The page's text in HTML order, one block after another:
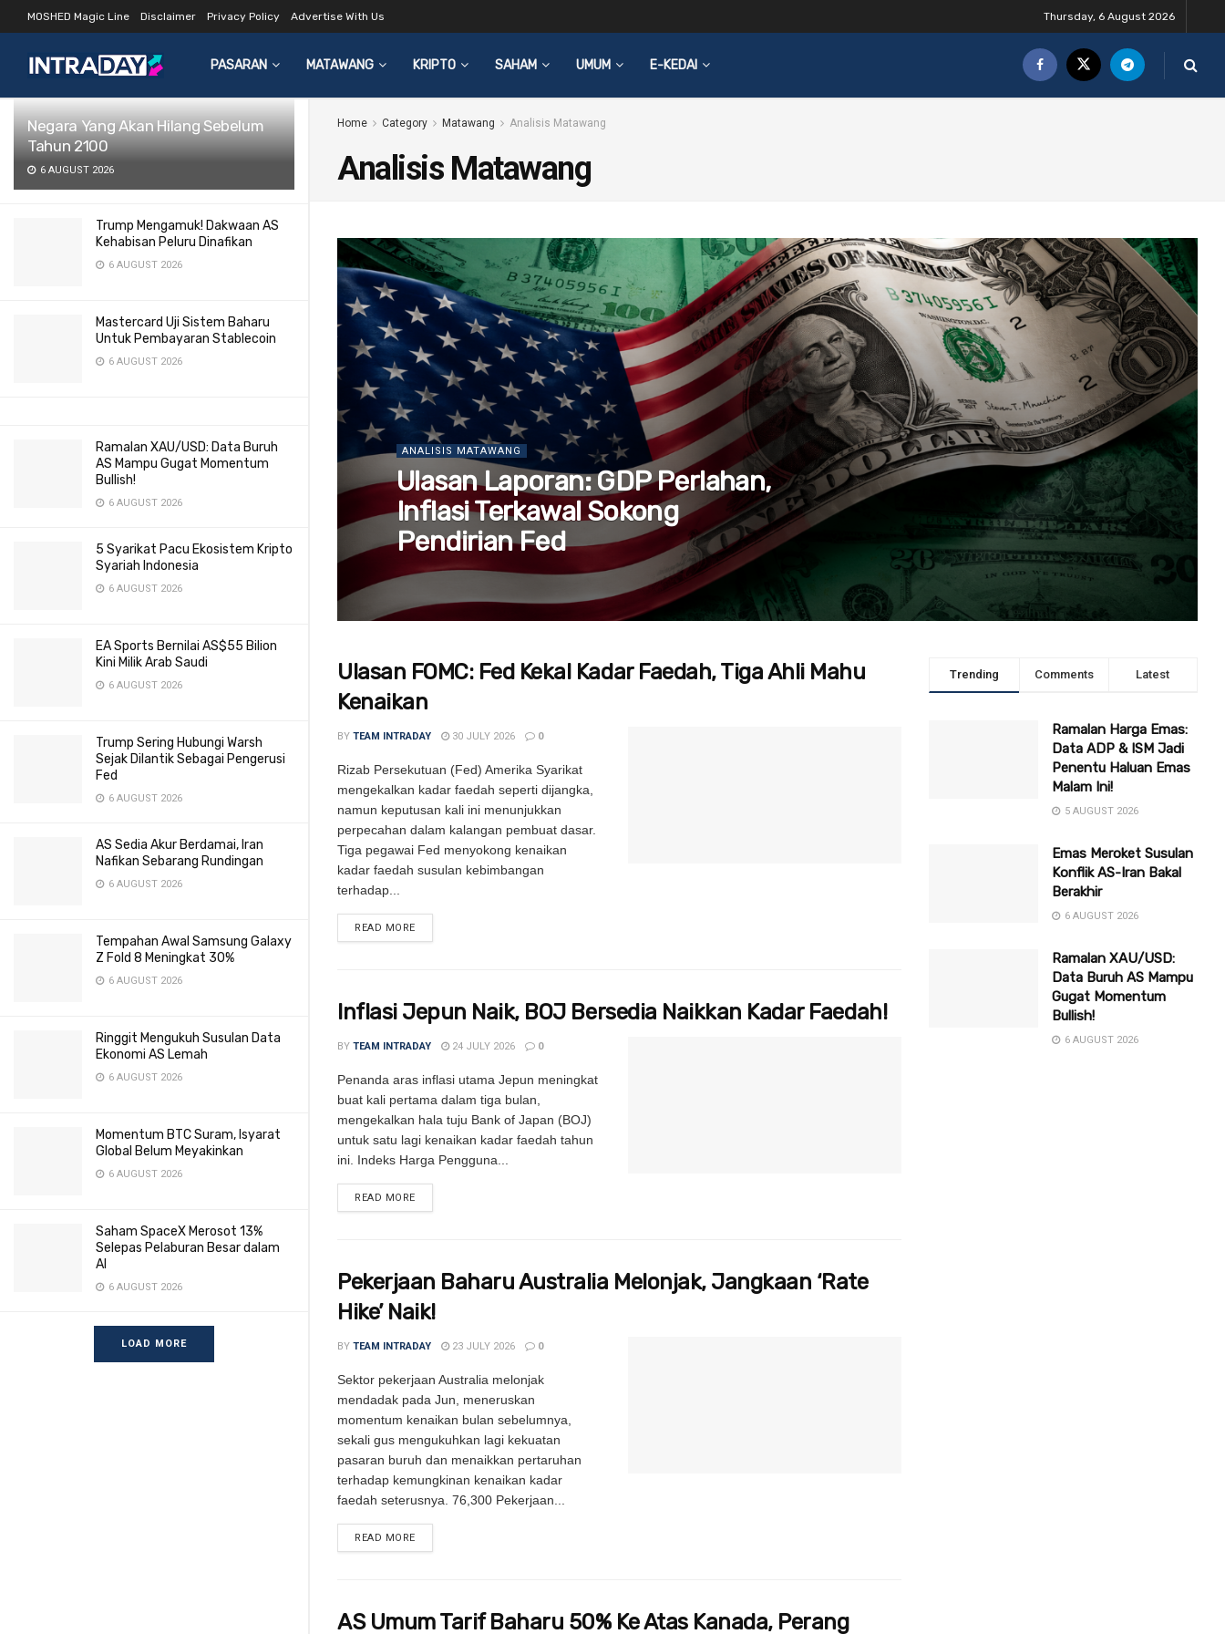
LATEST TRENDING Filter
Negara Yang Akan Hilang Sebelum
Tahun 2100
6 AUGUST 2026
Trump Mengamuk! Dakwaan AS
Kehabisan Peluru Dinafikan
6 AUGUST 2026
Mastercard Uji Sistem Baharu
Untuk Pembayaran Stablecoin
6 AUGUST 2026
Ramalan XAU/USD: Data Buruh
AS Mampu Gugat Momentum
Bullish!
6 AUGUST 2026
5 Syarikat Pacu Ekosistem Kripto
Syariah Indonesia
6 AUGUST 2026
EA Sports Bernilai AS$55 Bilion
Kini Milik Arab Saudi
6 AUGUST 2026
Trump Sering Hubungi Warsh
Sejak Dilantik Sebagai Pengerusi
Fed
6 AUGUST 2026
AS Sedia Akur Berdamai, Iran
Nafikan Sebarang Rundingan
6 AUGUST 2026
Tempahan Awal Samsung Galaxy
Z Fold 8 Meningkat 30%
6 AUGUST 2026
Ringgit Mengukuh Susulan Data
Ekonomi AS Lemah
6 AUGUST 2026
Momentum BTC Suram, Isyarat
Global Belum Meyakinkan
6 AUGUST 2026
Saham SpaceX Merosot 13%
Selepas Pelaburan Besar dalam
AI
6 AUGUST 2026
LOAD MORE
MOSHED Magic Line Disclaimer Privacy Policy Advertise With Us Thursday, 6 August 2026
PASARAN MATAWANG KRIPTO SAHAM UMUM E-KEDAI
Home Category Matawang Analisis Matawang
Analisis Matawang
ANALISIS MATAWANG
Ulasan Laporan: GDP Perlahan,
Inflasi Terkawal Sokong
Pendirian Fed
Ulasan FOMC: Fed Kekal Kadar Faedah, Tiga Ahli Mahu
Kenaikan
BY TEAM INTRADAY 30 JULY 2026 0
Rizab Persekutuan (Fed) Amerika Syarikat
mengekalkan kadar faedah seperti dijangka,
namun keputusan kali ini menunjukkan
perpecahan dalam kalangan pembuat dasar.
Tiga pegawai Fed menyokong kenaikan
kadar faedah susulan kebimbangan
terhadap...
READ MORE
Inflasi Jepun Naik, BOJ Bersedia Naikkan Kadar Faedah!
BY TEAM INTRADAY 24 JULY 2026 0
Penanda aras inflasi utama Jepun meningkat
buat kali pertama dalam tiga bulan,
mengekalkan hala tuju Bank of Japan (BOJ)
untuk satu lagi kenaikan kadar faedah tahun
ini. Indeks Harga Pengguna...
READ MORE
Pekerjaan Baharu Australia Melonjak, Jangkaan ‘Rate
Hike’ Naik!
BY TEAM INTRADAY 23 JULY 2026 0
Sektor pekerjaan Australia melonjak
mendadak pada Jun, meneruskan
momentum kenaikan bulan sebelumnya,
sekali gus mengukuhkan lagi kekuatan
pasaran buruh dan menaikkan pertaruhan
terhadap kemungkinan kenaikan kadar
faedah seterusnya. 76,300 Pekerjaan...
READ MORE
AS Umum Tarif Baharu 50% Ke Atas Kanada, Perang
Trending Comments Latest
Ramalan Harga Emas:
Data ADP & ISM Jadi
Penentu Haluan Emas
Malam Ini!
5 AUGUST 2026
Emas Meroket Susulan
Konflik AS-Iran Bakal
Berakhir
6 AUGUST 2026
Ramalan XAU/USD:
Data Buruh AS Mampu
Gugat Momentum
Bullish!
6 AUGUST 2026